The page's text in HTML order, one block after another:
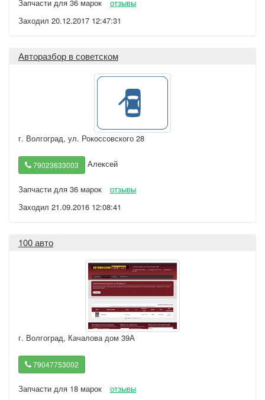
Запчасти для 36 марок
отзывы
Заходил 20.12.2017 12:47:31
Авторазбор в советском
г. Волгоград, ул. Рокоссовского 28
79023633003 Алексей
Запчасти для 36 марок
отзывы
Заходил 21.09.2016 12:08:41
100 авто
г. Волгоград, Качалова дом 39А
79047753002
Запчасти для 18 марок
отзывы